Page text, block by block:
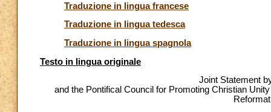
Traduzione in lingua francese
Traduzione in lingua tedesca
Traduzione in lingua spagnola
Testo in lingua originale
Joint Statement
and the Pontifical Council for Promoting Christian